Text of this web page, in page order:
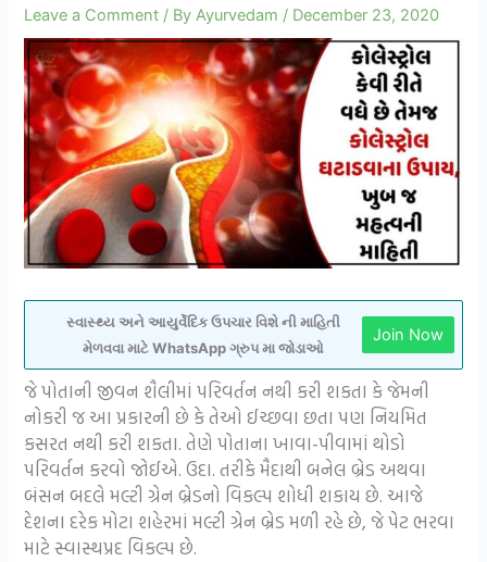
Leave a Comment / ByAyurvedam / December 23, 2020
સ્વાસ્થ્ય અને આયુર્વેદિક ઉપચાર વિશે ની માહિતી
મેળવવા માટે WhatsApp ગ્રુપ મા જોડાઓ
Join Now
જે પોતાની જીવન શૈલીમાં પરિવર્તન નથી કરી શકતા કે જેમની
નોકરી જ આ પ્રકારની છે કે તેઓ ઈચ્છવા છતા પણ નિયમિત
કસરત નથી કરી શકતા. તેણે પોતાના ખાવા-પીવામાં થોડો
પરિવર્તન કરવો જોઈએ. ઉદા. તરીકે મૈદાથી બનેલ બ્રેડ અથવા
બંસન બદલે મલ્ટી ગ્રેન બ્રેડનો વિકલ્પ શોધી શકાય છે. આજે
દેશના દરેક મોટા શહેરમાં મલ્ટી ગ્રેન બ્રેડ મળી રહે છે, જે પેટ ભરવા
માટે સ્વાસ્થપ્રદ વિકલ્પ છે.